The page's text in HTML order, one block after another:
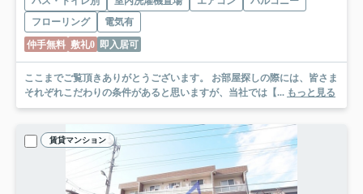
フローリング
電気有
仲手無料 敷礼0 即入居可
ここまでご覧頂きありがとうございます。 お部屋探しの際には、皆さま
それぞれこだわりの条件があると思いますが、当社では【... もっと見る
賃貸マンション